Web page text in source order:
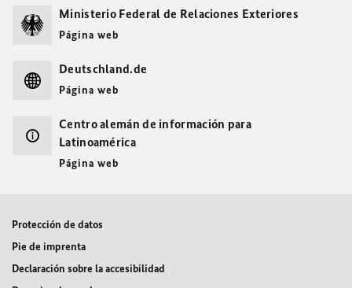
Ministerio Federal de Relaciones Exteriores
Página web
Deutschland.de
Página web
Centro alemán de información para
Latinoamérica
Página web
Protección de datos
Pie de imprenta
Declaración sobre la accesibilidad